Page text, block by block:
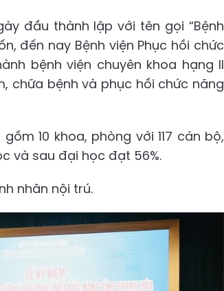
đầu thành lập với tên gọi “Bệnh
đến nay Bệnh viện Phục hồi chức
bệnh viện chuyên khoa hạng II
chữa bệnh và phục hồi chức năng
10 khoa, phòng với 117 cán bộ,
và sau đại học đạt 56%.
nhân nội trú.